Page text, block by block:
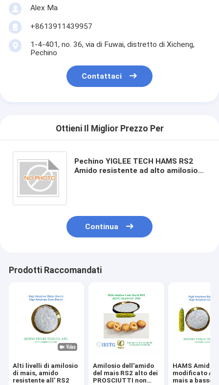
Alex Ma
+8613911439957
1-4-401, no. 36, via di Fuwai, distretto di Xicheng,
Pechino
Contattaci
Ottieni Il Miglior Prezzo Per
Pechino YIGLEE TECH HAMS RS2
Amido resistente ad alto amilosio
Continua
Prodotti Raccomandati
Alti livelli di amilosio
di mais, amido
resistente all' RS2
Amilosio dell'amido
del mais RS2 alto dei
PROSCIUTTI non
HAMS Amido
modificato
mais a basso